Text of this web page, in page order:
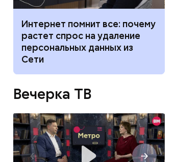
Интернет помнит все: почему
растет спрос на удаление
персональных данных из
Сети
Вечерка ТВ